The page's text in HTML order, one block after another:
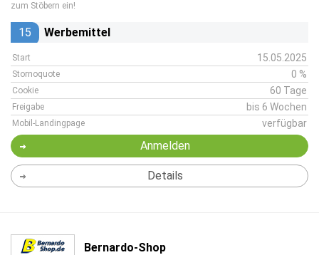
zum Stöbern ein!
15 Werbemittel
Start 15.05.2025
Stornoquote 0 %
Cookie 60 Tage
Freigabe bis 6 Wochen
Mobil-Landingpage verfügbar
Anmelden
Details
Bernardo-Shop